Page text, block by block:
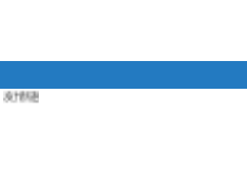
情链接：